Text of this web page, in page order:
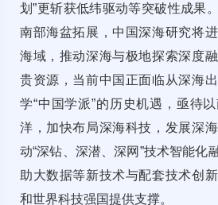
划”更斩获低纬驱动等突破性成果
南部海盆拓展，中国深海研究将
海域，推动深海与极地探索深度
贵资源，当前中国正面临从深海
学“中国学派”的历史机遇，亟待
洋，加快布局深海科技，发展深
动“深钻、深潜、深网”技术智能化
助大数据等新技术与配套技术创
和世界科技强国提供支撑。